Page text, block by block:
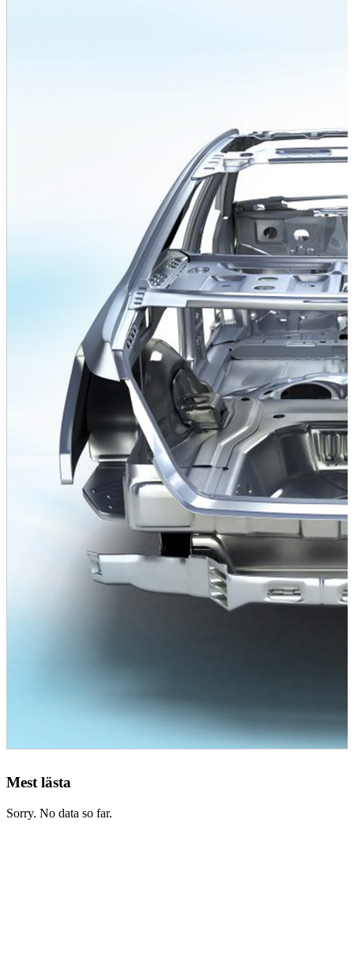
Mest lästa
Sorry. No data so far.